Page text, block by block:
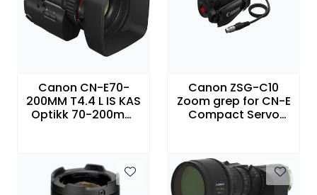
Canon CN-E70-
200MM T4.4 L IS KAS
Optikk 70-200mm
Canon ZSG-C10
Zoom grep for CN-E
Compact Servo